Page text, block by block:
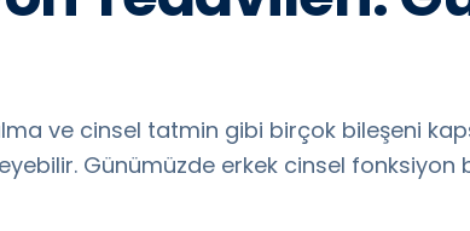
ve cinsel tatmin gibi birçok bileşeni
Günümüzde erkek cinsel fonksiyon